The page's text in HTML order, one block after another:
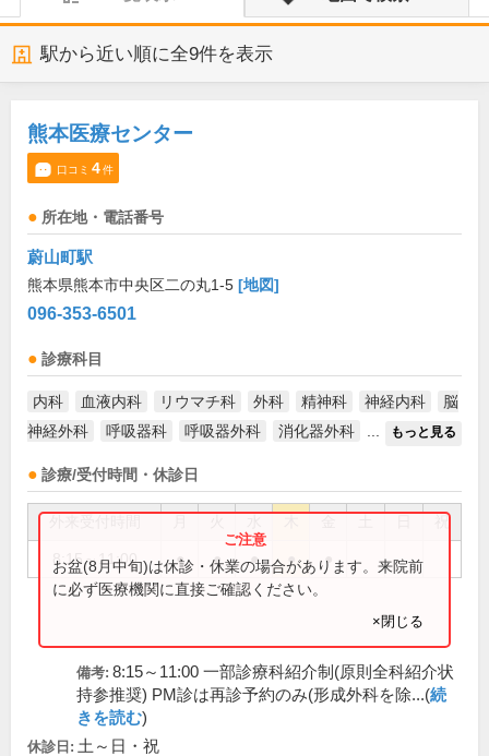
駅から近い順に全9件を表示
熊本医療センター
口コミ 4件
所在地・電話番号
蔚山町駅
熊本県熊本市中央区二の丸1-5 [地図]
096-353-6501
診療科目
内科 血液内科 リウマチ科 外科 精神科 神経内科
脳
神経外科
呼吸器科 呼吸器外科 消化器外科 もっと見る
診療/受付時間・休診日
祝
8:15～11:00 ● ● ● ● ●
お盆(8月中旬)は休診・休業の場合があります。来院前
に必ず医療機関に直接ご確認ください。
×閉じる
備考: 8:15～11:00 一部診療科紹介制(原則全科紹介状
持参推奨) PM診は再診予約のみ(形成外科を除...(続
きを読む)
休診日: 土～日・祝